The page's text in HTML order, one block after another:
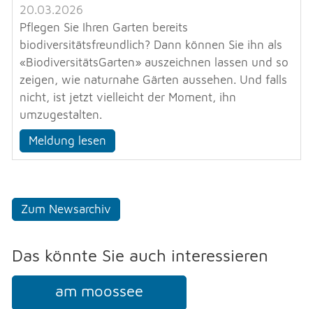
20.03.2026
Pflegen Sie Ihren Garten bereits
biodiversitätsfreundlich? Dann können Sie ihn als
«BiodiversitätsGarten» auszeichnen lassen und so
zeigen, wie naturnahe Gärten aussehen. Und falls
nicht, ist jetzt vielleicht der Moment, ihn
umzugestalten.
Meldung lesen
Zum Newsarchiv
Das könnte Sie auch interessieren
am moossee